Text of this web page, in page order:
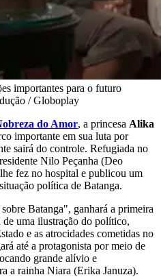
importantes para o futuro
/ Globoplay
do Amor, a princesa Alika
importante em sua luta por
sairá do controle. Refugiada no
Nilo Peçanha (Deo
fez no hospital e publicou um
política de Batanga.
Batanga", ganhará a primeira
de uma ilustração do político,
e as atrocidades cometidas no
até a protagonista por meio de
grande alívio e
a rainha Niara (Erika Januza).